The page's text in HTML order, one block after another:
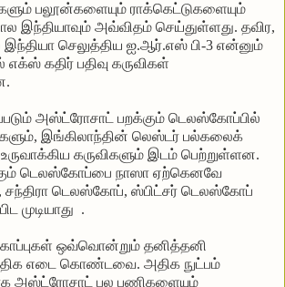
பலூன்களையும் ராக்கெட்டுகளையும்
இந்தியாவும் அவ்விதம் செய்துள்ளது. தவிர,
இந்தியா செலுத்திய ஐ.ஆர்.எஸ் பி-3 என்னும்
எக்ஸ் கதிர் பதிவு கருவிகள்
.
அஸ்ட்ரோசாட் பறக்கும் டெலஸ்கோப்பில்
, இங்கிலாந்தின் லெஸ்டர் பல்கலைக்
உருவாக்கிய கருவிகளும் இடம் பெற்றுள்ளன.
டெலஸ்கோப்பை நாஸா ஏற்கெனவே
, சந்திரா டெலஸ்கோப், ஸ்பிட் சர் டெலஸ்கோப்
முடியாது .
ஒவ்வொன்றும் தனித்தனி
எடை கொண்டவை. அதிக நுட்பம்
அஸ்ட்ரோசாட் பல பணிகளையும்